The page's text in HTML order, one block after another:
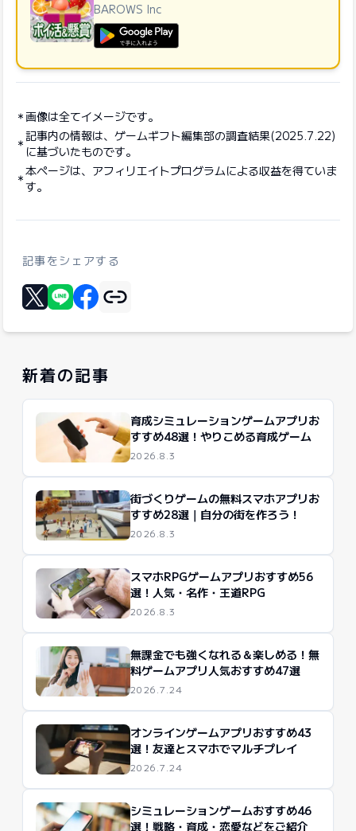
BAROWS Inc
画像は全てイメージです。
記事内の情報は、ゲームギフト編集部の調査結果(2025.7.22)
に基づいたものです。
本ページは、アフィリエイトプログラムによる収益を得ていま
す。
記事をシェアする
Xに投稿する
リンクをコピー
新着の記事
育成シミュレーションゲームアプリお
すすめ48選！やりこめる育成ゲーム
2026.8.3
街づくりゲームの無料スマホアプリお
すすめ28選｜自分の街を作ろう！
2026.8.3
スマホRPGゲームアプリおすすめ56
選！人気・名作・王道RPG
2026.8.3
無課金でも強くなれる＆楽しめる！無
料ゲームアプリ人気おすすめ47選
2026.7.24
オンラインゲームアプリおすすめ43
選！友達とスマホでマルチプレイ
2026.7.24
シミュレーションゲームおすすめ46
選！戦略・育成・恋愛などをご紹介